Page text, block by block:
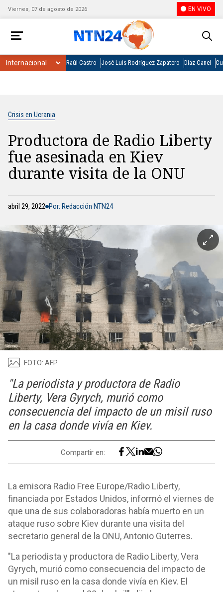
Viernes, 07 de agosto de 2026 EN VIVO
Raúl Castro José Luis Rodríguez Zapatero Díaz-Canel
Crisis en Ucrania
Productora de Radio Liberty
fue asesinada en Kiev
durante visita de la ONU
abril 29, 2022 Por: Redacción NTN24
FOTO: AFP
"La periodista y productora de Radio
Liberty, Vera Gyrych, murió como
consecuencia del impacto de un misil ruso
en la casa donde vivía en Kiev.
Compartir en:
La emisora Radio Free Europe/Radio Liberty,
financiada por Estados Unidos, informó el viernes de
que una de sus colaboradoras había muerto en un
ataque ruso sobre Kiev durante una visita del
secretario general de la ONU, Antonio Guterres.
"La periodista y productora de Radio Liberty, Vera
Gyrych, murió como consecuencia del impacto de
un misil ruso en la casa donde vivía en Kiev. El